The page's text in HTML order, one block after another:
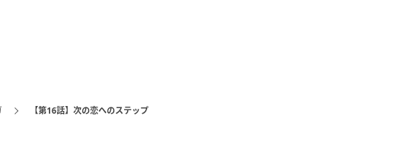
【第16話】次の恋へのステップ